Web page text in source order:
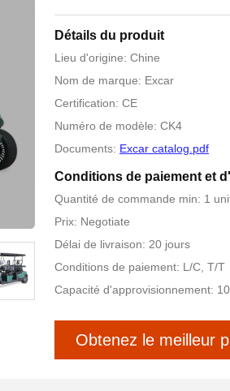
Détails du produit
Lieu d'origine: Chine
Nom de marque: Excar
Certification: CE
Numéro de modèle: CK4
Documents: Excar catalog.pdf
Conditions de paiement et
Quantité de commande min: 1
Prix: Negotiate
Délai de livraison: 20 jours
Conditions de paiement: L/C, T/T
Capacité d'approvisionnement:
Obtenez le meilleur